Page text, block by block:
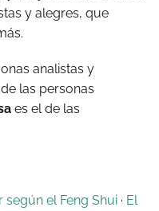
y alegres, que
analistas y
las personas
es el de las
según el Feng Shui · El